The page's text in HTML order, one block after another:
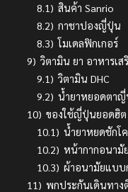
8.1) สินค้า Sanrio
8.2) กาชาปองญี่ปุ่น
8.3) โมเดลฟิกเกอร์
9) วิตามิน ยา อาหารเส
9.1) วิตามิน DHC
9.2) น้ำยาหยอดตา
10) ของใช้ญี่ปุ่นยอดฮิต
10.1) น้ำยาหยดชักโ
10.2) หน้ากากอนามัย
10.3) ผ้าอนามัยแบบ
11) พกประกันเดินทาง